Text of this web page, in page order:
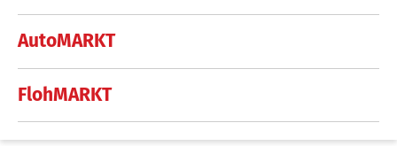
AutoMARKT
FlohMARKT